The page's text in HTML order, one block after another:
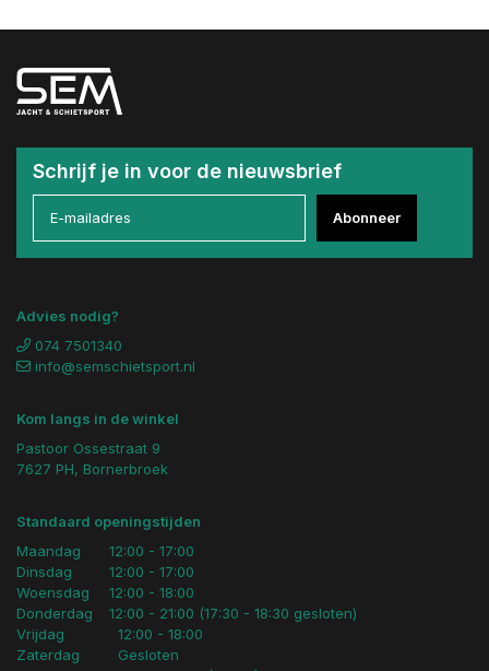
Schrijf je in voor de nieuwsbrief
Abonneer
Advies nodig?
074 7501340
info@semschietsport.nl
Kom langs in de winkel
Pastoor Ossestraat 9
7627 PH, Bornerbroek
Standaard openingstijden
Maandag
Dinsdag
Woensdag
Donderdag
12:00 - 17:00
12:00 - 17:00
12:00 - 18:00
12:00 - 21:00 (17:30 - 18:30 gesloten)
Vrijdag
Zaterdag
12:00 - 18:00
Gesloten